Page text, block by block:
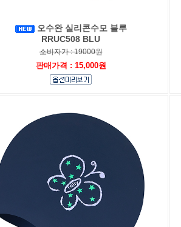
오수완 실리콘수모 블루
RRUC508 BLU
소비자가 : 19000원
판매가격 : 15,000원